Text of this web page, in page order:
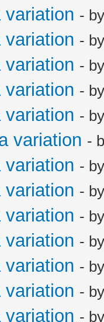
variation -
variation -
variation -
variation -
variation -
variation -
variation -
variation -
variation -
variation -
variation -
variation -
variation -